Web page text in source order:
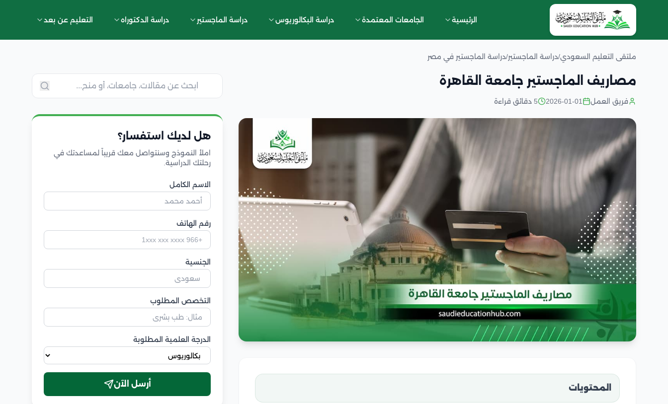
الرئيسية الجامعات المعتمدة دراسة البكالوريوس دراسة الماجستير دراسة الدكتوراه التعليم عن بعد
ملتقى التعليم السعودي/دراسة الماجستير/دراسة الماجستير في مصر
مصاريف الماجستير جامعة القاهرة
فريق العمل 2026-01-01 5 دقائق قراءة
المحتويات
هل لديك استفسار؟
املأ النموذج وسنتواصل معك قريباً لمساعدتك في
رحلتك الدراسية.
الاسم الكامل
رقم الهاتف
الجنسية
التخصص المطلوب
الدرجة العلمية المطلوبة
أرسل الآن